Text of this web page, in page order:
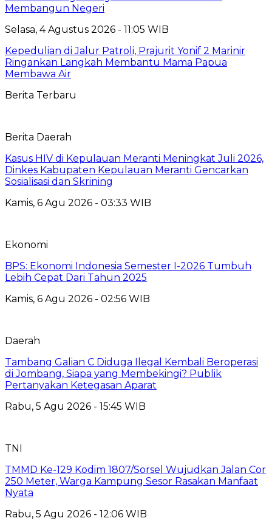
Membangun Negeri
Selasa, 4 Agustus 2026 - 11:05 WIB
Kepedulian di Jalur Patroli, Prajurit Yonif 2 Marinir
Ringankan Langkah Membantu Mama Papua
Membawa Air
Berita Terbaru
Berita Daerah
Kasus HIV di Kepulauan Meranti Meningkat Juli 2026,
Dinkes Kabupaten Kepulauan Meranti Gencarkan
Sosialisasi dan Skrining
Kamis, 6 Agu 2026 - 03:33 WIB
Ekonomi
BPS: Ekonomi Indonesia Semester I-2026 Tumbuh
Lebih Cepat Dari Tahun 2025
Kamis, 6 Agu 2026 - 02:56 WIB
Daerah
Tambang Galian C Diduga Ilegal Kembali Beroperasi
di Jombang, Siapa yang Membekingi? Publik
Pertanyakan Ketegasan Aparat
Rabu, 5 Agu 2026 - 15:45 WIB
TNI
TMMD Ke-129 Kodim 1807/Sorsel Wujudkan Jalan Cor
250 Meter, Warga Kampung Sesor Rasakan Manfaat
Nyata
Rabu, 5 Agu 2026 - 12:06 WIB